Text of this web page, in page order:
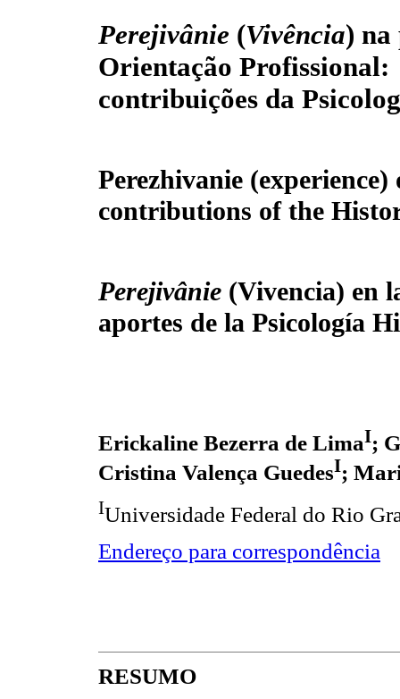
Perejivânie (Vivência) na
Orientação Profissional:
contribuições da
Perezhivanie
contributions of the
Perejivânie (Vivencia) en
aportes de la Psicología
Erickaline Bezerra de LimaI;
Cristina Valença GuedesI;
IUniversidade Federal do Rio
Endereço para correspondência
RESUMO